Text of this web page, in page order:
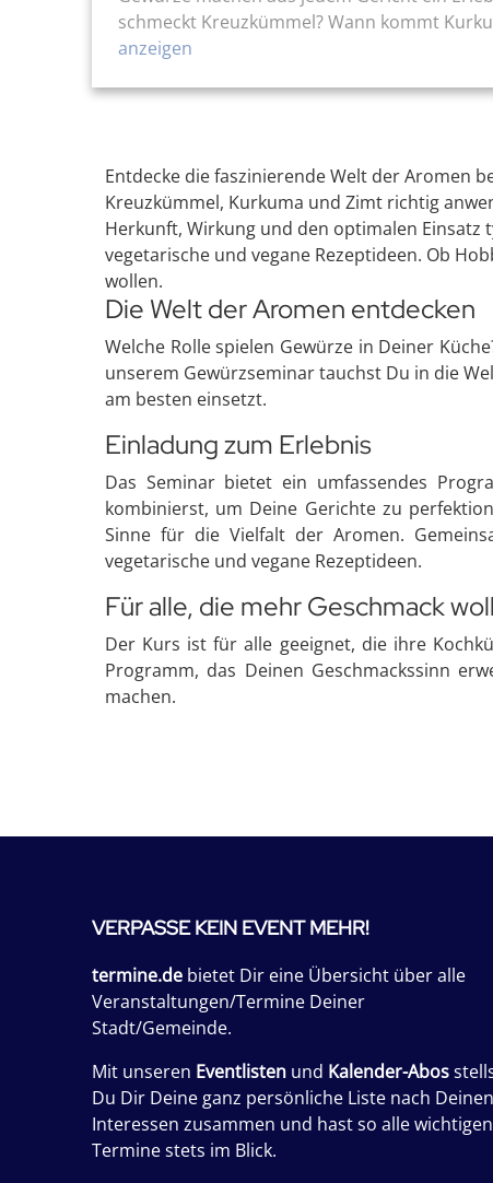
schmeckt Kreuzkümmel? Wann kommt
anzeigen
Entdecke die faszinierende Welt der Aromen
Kreuzkümmel, Kurkuma und Zimt richtig
Herkunft, Wirkung und den optimalen Einsatz
vegetarische und vegane Rezeptideen. Ob
wollen.
Die Welt der Aromen entdecken
Welche Rolle spielen Gewürze in Deiner
unserem Gewürzseminar tauchst Du in die
am besten einsetzt.
Einladung zum Erlebnis
Das Seminar bietet ein umfassendes
kombinierst, um Deine Gerichte zu
Sinne für die Vielfalt der Aromen.
vegetarische und vegane Rezeptideen.
Für alle, die mehr Geschmack
Der Kurs ist für alle geeignet, die ihre
Programm, das Deinen Geschmackssinn
machen.
VERPASSE KEIN EVENT MEHR!
termine.de bietet Dir eine Übersicht über alle
Veranstaltungen/Termine Deiner
Stadt/Gemeinde.
Mit unseren Eventlisten und Kalender-Abos
Du Dir Deine ganz persönliche Liste nach Deinen
Interessen zusammen und hast so alle wichtigen
Termine stets im Blick.